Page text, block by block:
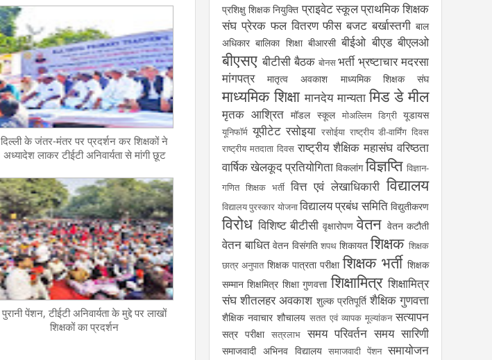
दिल्ली के जंतर-मंतर पर प्रदर्शन कर शिक्षकों ने
अध्यादेश लाकर टीईटी अनिवार्यता से मांगी छूट
पुरानी पेंशन, टीईटी अनिवार्यता के मुद्दे पर लाखों
शिक्षकों का प्रदर्शन
प्रशिक्षु शिक्षक नियुक्ति प्राइवेट स्कूलप्राथमिक शिक्षक
संघ प्रेरक फल वितरण फीस बजट बर्खास्तगी बाल
अधिकार बालिका शिक्षा बीआरसी बीईओ बीएड बीएलओ
बीएसए बीटीसी बैठक बोनस भर्ती भ्रष्टाचार मदरसा
मांगपत्र
मातृत्व अवकाश माध्यमिक शिक्षक संघ
माध्यमिक शिक्षा मानदेय मान्यता मिड डे मील
मृतक आश्रित मॉडल स्कूल मोअल्लिम डिग्री यूडायस
यूनिफॉर्म यूपीटेट रसोइया रसोईया राष्ट्रीय डी-वार्मिंग दिवस
राष्ट्रीय मतदाता दिवस राष्ट्रीय शैक्षिक महासंघ वरिष्ठता
वार्षिक खेलकूद प्रतियोगिता विकलांग विज्ञप्ति विज्ञान-
गणित शिक्षक भर्ती वित्त एवं लेखाधिकारी विद्यालय
विद्यालय पुरस्कार योजनाविद्यालय प्रबंध समिति विद्युतीकरण
विरोध विशिष्ट बीटीसी वृक्षारोपण वेतन वेतन कटौती
वेतन बाधित वेतन विसंगति शपथ शिकायत शिक्षक शिक्षक
छात्र अनुपात शिक्षक पात्रता परीक्षा शिक्षक भर्ती शिक्षक
सम्मान शिक्षमित्र शिक्षा गुणवत्ता शिक्षामित्र शिक्षामित्र
संघ शीतलहर अवकाश शुल्क प्रतिपूर्ति शैक्षिक गुणवत्ता
शैक्षिक नवाचार शौचालय सतत एवं व्यापक मूल्यांकन सत्यापन
सत्र परीक्षा सत्रलाभ समय परिवर्तन समय सारिणी
समाजवादी अभिनव विद्यालय समाजवादी पेंशन समायोजन